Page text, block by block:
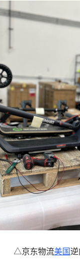
△京东物流美国逆